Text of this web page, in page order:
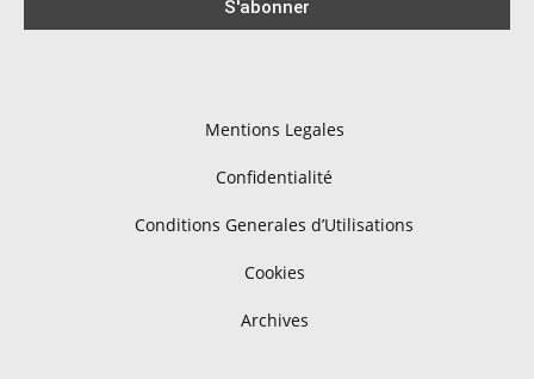
Mentions Legales
Confidentialité
Conditions Generales d’Utilisations
Cookies
Archives